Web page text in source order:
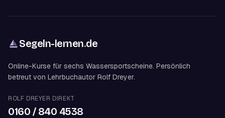
Segeln-lernen.de
Online-Kurse für sechs Wassersportscheine. Persönlich
betreut von Lehrbuchautor Rolf Dreyer.
ROLF DREYER DIREKT
0160 / 840 4538